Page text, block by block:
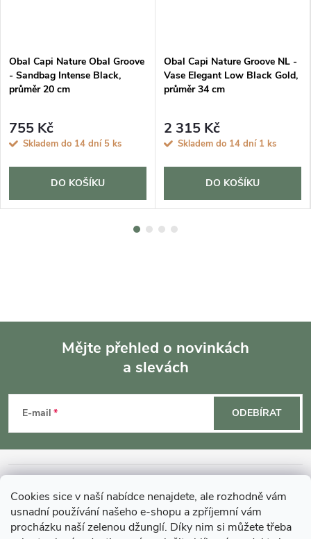
Cookies sice v naší nabídce nenajdete, ale rozhodně vám
usnadní používání našeho e-shopu a zpříjemní vám
procházku naší zelenou džunglí. Díky nim si můžete třeba
Obal Capi Nature Obal Groove
- Sandbag Intense Black,
průměr 20 cm
755 Kč
Skladem do 14 dní 5 ks
DO KOŠÍKU
Obal Capi Nature Groove NL -
Vase Elegant Low Black Gold,
průměr 34 cm
2 315 Kč
Skladem do 14 dní 1 ks
DO KOŠÍKU
p
a
Mějte přehled o novinkách
a slevách
E-mail ODEBÍRAT
MOHLO BY VÁS ZAJÍMAT